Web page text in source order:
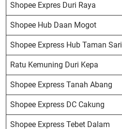
Shopee Expres Duri Raya
Shopee Hub Daan Mogot
Shopee Express Hub Taman Sari
Ratu Kemuning Duri Kepa
Shopee Express Tanah Abang
Shopee Express DC Cakung
Shopee Express Tebet Dalam